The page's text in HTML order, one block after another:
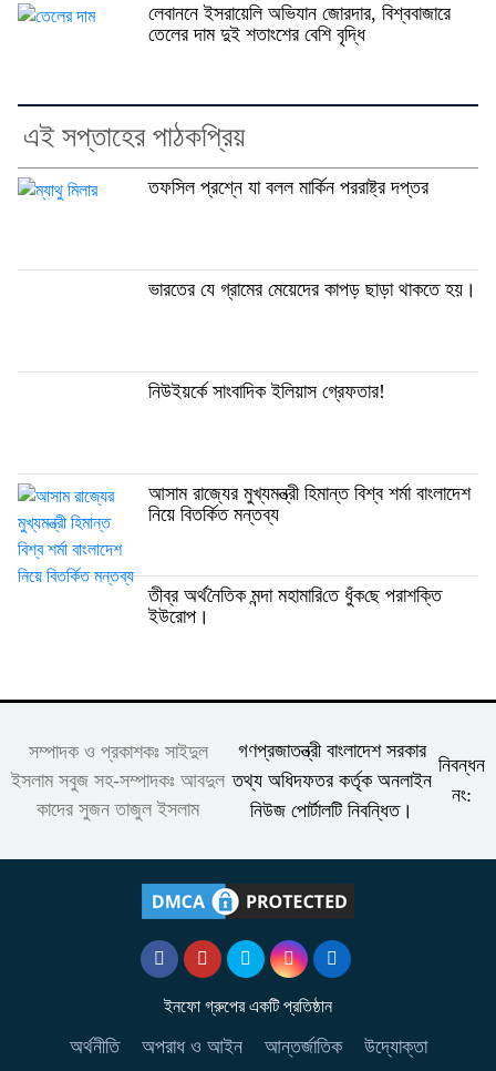
লেবাননে ইসরায়েলি অভিযান জোরদার, বিশ্ববাজারে
তেলের দাম দুই শতাংশের বেশি বৃদ্ধি
এই সপ্তাহের পাঠকপ্রিয়
তফসিল প্রশ্নে যা বলল মার্কিন পররাষ্ট্র দপ্তর
ভারতের যে গ্রামের মেয়েদের কাপড় ছাড়া থাকতে হয়।
নিউইয়র্কে সাংবাদিক ইলিয়াস গ্রেফতার!
আসাম রাজ্যের মুখ্যমন্ত্রী হিমান্ত বিশ্ব শর্মা বাংলাদেশ
নিয়ে বিতর্কিত মন্তব্য
তীব্র অর্থ‌নৈ‌তিক মন্দা মহামা‌রি‌তে ধুঁক‌ছে পরাশ‌ক্তি
ইউরোপ।
সম্পাদক ও প্রকাশকঃ সাইদুল
ইসলাম সবুজ সহ-সম্পাদকঃ আবদুল
কাদের সুজন তাজুল ইসলাম
গণপ্রজাতন্ত্রী বাংলাদেশ সরকার
তথ্য অধিদফতর কর্তৃক অনলাইন
নিউজ পোর্টালটি নিবন্ধিত।
নিবন্ধন
নং:
ইনফো গ্রুপের একটি প্রতিষ্ঠান
অর্থনীতি অপরাধ ও আইন আন্তর্জাতিক উদ্যোক্তা